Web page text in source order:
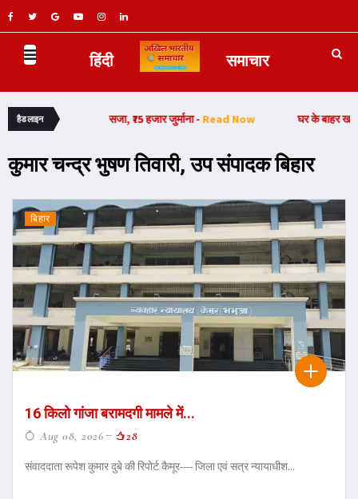
हिंदी समाचार
हैडलाइन
की सजा, ₹75 हजार जुर्माना -Read Now घर के बाहर खड़ी अपाचे
कुमार चन्द्र भुषण तिवारी, उप संपादक बिहार
बिहार
16 किलो गांजा बरामदगी मामले में...
Aug 08, 2026 28
संवाददाता रूपेश कुमार दुबे की रिपोर्ट कैमूर---- जिला एवं सत्र न्यायाधीश...